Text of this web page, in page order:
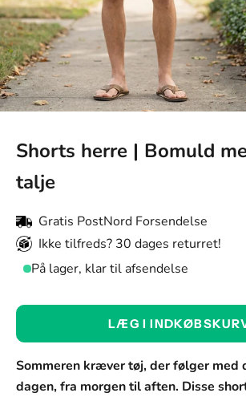
Shorts herre | Bomuld
talje
Gratis PostNord Forsendelse
Ikke tilfreds? 30 dages returret!
På lager, klar til afsendelse
Farve:
Farve
Blå
LÆG I
Sommeren kræver tøj, der følger med
dagen, fra morgen til aften. Disse